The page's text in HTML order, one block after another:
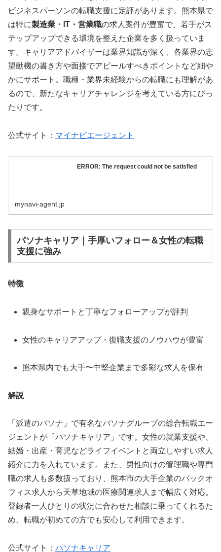
ビジネスパーソンの転職支援に定評があります。熊本県で
は特に製造業・IT・営業職の求人案件が豊富で、若手がス
テップアップできる環境を整えた企業を多く扱っていま
す。キャリアアドバイザーは業界知識が深く、各業界の志
望動機の書き方や面接でアピールすべきポイントなど細や
かにサポート。職種・業界未経験からの転職にも理解があ
るので、新たなキャリアチャレンジを考えている方にぴっ
たりです。
公式サイト： マイナビエージェント
ERROR: The request could not be satisfied
mynavi-agent.jp
パソナキャリア｜手厚いフォロー＆女性の転職
支援に強み
特徴
親身なサポートと丁寧なフォローアップが評判
女性のキャリアアップ・復職支援のノウハウが豊富
熊本県内でも大手〜中堅企業まで多彩な求人を保有
解説
「派遣のパソナ」で有名なパソナグループの総合転職エー
ジェントが「パソナキャリア」です。女性の就業支援や、
結婚・出産・育児などライフイベントと両立しやすい求人
紹介に力を入れています。また、男性向けの管理職や専門
職の求人も多数扱っており、熊本市の大手企業のバックオ
フィス求人から天草地域の医療関連求人まで幅広く対応。
登録者一人ひとりの状況に合わせた相談に乗ってくれるた
め、転職が初めての方でも安心して利用できます。
公式サイト： パソナキャリア